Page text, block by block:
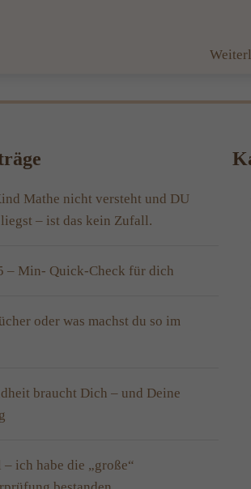
Mathe nicht versteht und DU
– ist das kein Zufall.
– Min- Quick-Check für dich
oder was machst du so im
braucht Dich – und Deine
ich habe die „große“